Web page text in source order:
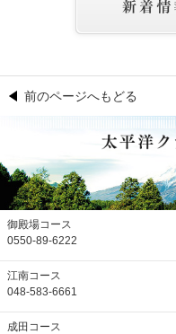
前のページへもどる
御殿場コース
0550-89-6222
江南コース
048-583-6661
成田コース